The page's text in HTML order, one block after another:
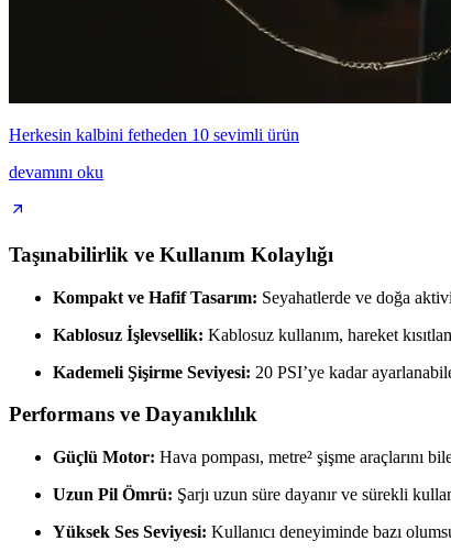
Herkesin kalbini fetheden 10 sevimli ürün
devamını oku
Taşınabilirlik ve Kullanım Kolaylığı
Kompakt ve Hafif Tasarım: Seyahatlerde ve doğa
Kablosuz İşlevsellik: Kablosuz kullanım, hareket
Kademeli Şişirme Seviyesi: 20 PSI’ye kadar
Performans ve Dayanıklılık
Güçlü Motor: Hava pompası, metre² şişme araçlarını
Uzun Pil Ömrü: Şarjı uzun süre dayanır ve sürekli
Yüksek Ses Seviyesi: Kullanıcı deneyiminde bazı